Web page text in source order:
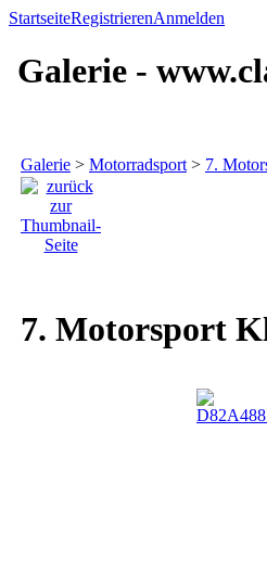
StartseiteRegistrierenAnmelden
Galerie -
Galerie > Motorradsport > 7.
7. Motorsport